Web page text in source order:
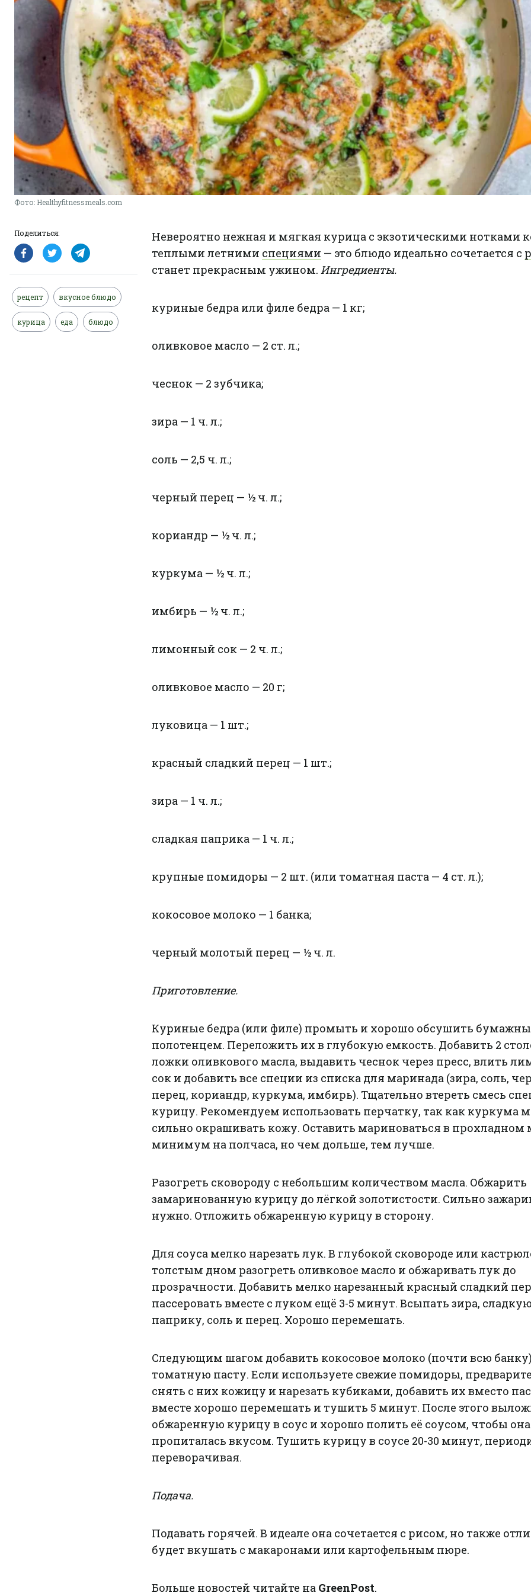
Фото: Healthyfitnessmeals.com
Поделиться:
рецепт вкусное блюдо
курица еда блюдо
Невероятно нежная и мягкая курица с экзотическими нотками
теплыми летними специями — это блюдо идеально сочетается с
станет прекрасным ужином. Ингредиенты.
куриные бедра или филе бедра — 1 кг;
оливковое масло — 2 ст. л.;
чеснок — 2 зубчика;
зирa — 1 ч. л.;
соль — 2,5 ч. л.;
черный перец — ½ ч. л.;
кориандр — ½ ч. л.;
куркума — ½ ч. л.;
имбирь — ½ ч. л.;
лимонный сок — 2 ч. л.;
оливковое масло — 20 г;
луковица — 1 шт.;
красный сладкий перец — 1 шт.;
зирa — 1 ч. л.;
сладкая паприка — 1 ч. л.;
крупные помидоры — 2 шт. (или томатная паста — 4 ст. л.);
кокосовое молоко — 1 банка;
черный молотый перец — ½ ч. л.
Приготовление.
Куриные бедра (или филе) промыть и хорошо обсушить
полотенцем. Переложить их в глубокую емкость. Добавить 2
ложки оливкового масла, выдавить чеснок через пресс, влить
сок и добавить все специи из списка для маринада (зирa, соль,
перец, кориандр, куркума, имбирь). Тщательно втереть смесь
курицу. Рекомендуем использовать перчатку, так как куркума
сильно окрашивать кожу. Оставить мариноваться в прохладном
минимум на полчаса, но чем дольше, тем лучше.
Разогреть сковороду с небольшим количеством масла. Обжарить
замаринованную курицу до лёгкой золотистости. Сильно
нужно. Отложить обжаренную курицу в сторону.
Для соуса мелко нарезать лук. В глубокой сковороде или
толстым дном разогреть оливковое масло и обжаривать лук до
прозрачности. Добавить мелко нарезанный красный сладкий
пассеровать вместе с луком ещё 3-5 минут. Всыпать зирa, сладкую
паприку, соль и перец. Хорошо перемешать.
Следующим шагом добавить кокосовое молоко (почти всю
томатную пасту. Если используете свежие помидоры,
снять с них кожицу и нарезать кубиками, добавить их вместо
вместе хорошо перемешать и тушить 5 минут. После этого
обжаренную курицу в соус и хорошо полить её соусом, чтобы
пропиталась вкусом. Тушить курицу в соусе 20-30 минут,
переворачивая.
Подача.
Подавать горячей. В идеале она сочетается с рисом, но также
будет вкушать с макаронами или картофельным пюре.
Больше новостей читайте на GreenPost.